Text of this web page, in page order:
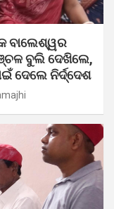
ବାଲେଶ୍ୱର
ବୁଲି ଦେଖିଲେ,
ଦେଲେ ନିର୍ଦ୍ଦେଶ